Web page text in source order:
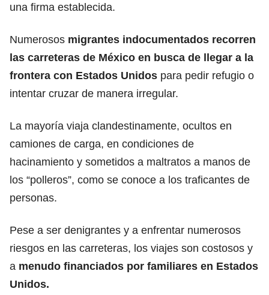
una firma establecida.
Numerosos migrantes indocumentados recorren
las carreteras de México en busca de llegar a la
frontera con Estados Unidos para pedir refugio o
intentar cruzar de manera irregular.
La mayoría viaja clandestinamente, ocultos en
camiones de carga, en condiciones de
hacinamiento y sometidos a maltratos a manos de
los “polleros”, como se conoce a los traficantes de
personas.
Pese a ser denigrantes y a enfrentar numerosos
riesgos en las carreteras, los viajes son costosos y
a menudo financiados por familiares en Estados
Unidos.